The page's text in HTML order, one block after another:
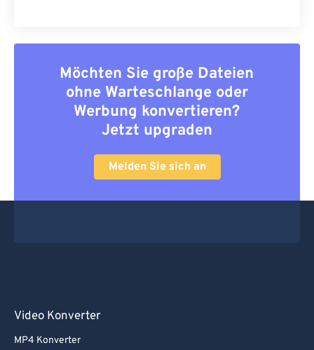
Möchten Sie große Dateien
ohne Warteschlange oder
Werbung konvertieren?
Jetzt upgraden
Melden Sie sich an
Video Konverter
MP4 Konverter